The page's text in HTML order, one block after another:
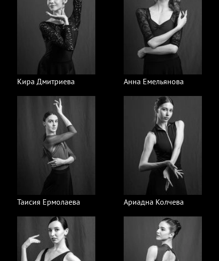
Кира Дмитриева Анна Емельянова
Таисия Ермолаева Ариадна Колчева